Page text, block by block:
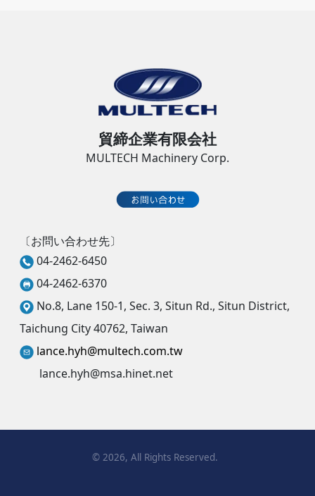
貿締企業有限会社
MULTECH Machinery Corp.
〔お問い合わせ先〕
04-2462-6450
04-2462-6370
No.8, Lane 150-1, Sec. 3, Situn Rd., Situn District,
Taichung City 40762, Taiwan
lance.hyh@multech.com.tw
lance.hyh@msa.hinet.net
© 2026, All Rights Reserved.